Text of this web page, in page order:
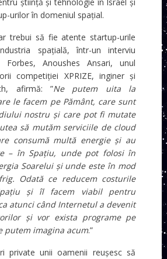
știință și tehnologie în Israel și
urilor în domeniul spațial.
trebui să fie atente startup-urile
spațială, într-un interviu
Forbes, Anoushes Ansari, unul
competiției XPRIZE, inginer și
afirmă: ”Ne putem uita la
le facem pe Pământ, care sunt
nostru și care pot fi mutate
să mutăm serviciile de cloud
consumă multă energie și au
– în Spațiu, unde pot folosi în
Soarelui și unde este în mod
Odată ce reducem costurile
și îl facem viabil pentru
atunci când Internetul a devenit
și vor exista programe pe
putem imagina acum.”
private unii oamenii reușesc să